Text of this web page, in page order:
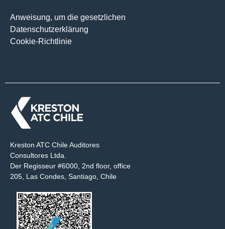
Anweisung, um die gesetzlichen
Datenschutzerklärung
Cookie-Richtlinie
Kreston ATC Chile Auditores
Consultores Ltda.
Der Regisseur #6000, 2nd floor, office
205, Las Condes, Santiago, Chile